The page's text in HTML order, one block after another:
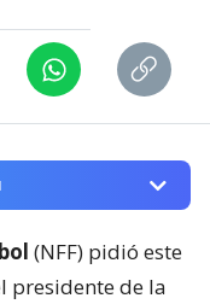
(NFF) pidió este
presidente de la